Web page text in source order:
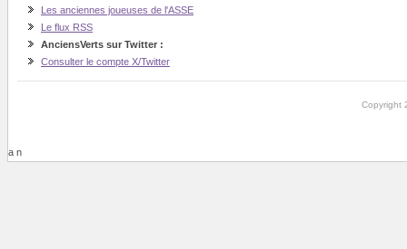
Les anciennes joueuses de l'ASSE
Le flux RSS
AnciensVerts sur Twitter :
Consulter le compte X/Twitter
Copyright
a n